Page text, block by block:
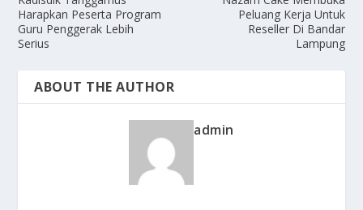
Harapkan Peserta Program
Guru Penggerak Lebih
Serius
Peluang Kerja Untuk
Reseller Di Bandar
Lampung
ABOUT THE AUTHOR
admin